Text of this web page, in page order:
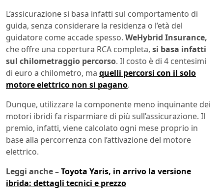
L’assicurazione si basa infatti sul comportamento di
guida, senza considerare la residenza o l’età del
guidatore come accade spesso. WeHybrid Insurance,
che offre una copertura RCA completa, si basa infatti
sul chilometraggio percorso. Il costo è di 4 centesimi
di euro a chilometro, ma quelli percorsi con il solo
motore elettrico non si pagano.
Dunque, utilizzare la componente meno inquinante dei
motori ibridi fa risparmiare di più sull’assicurazione. Il
premio, infatti, viene calcolato ogni mese proprio in
base alla percorrenza con l’attivazione del motore
elettrico.
Leggi anche –Toyota Yaris, in arrivo la versione
ibrida: dettagli tecnici e prezzo